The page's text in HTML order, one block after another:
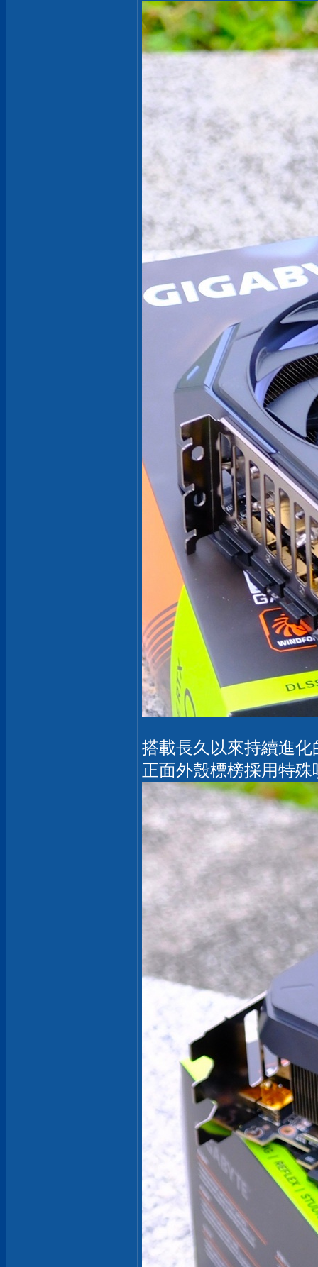
搭載長久以來持續進
正面外殼標榜採用特